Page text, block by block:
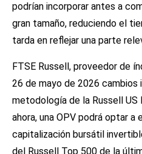
podrían incorporar antes a
gran tamaño, reduciendo el
tarda en reflejar una parte
FTSE Russell, proveedor de
26 de mayo de 2026 cambios
metodología de la Russell US
ahora, una OPV podrá optar a
capitalización bursátil
del Russell Top 500 de la